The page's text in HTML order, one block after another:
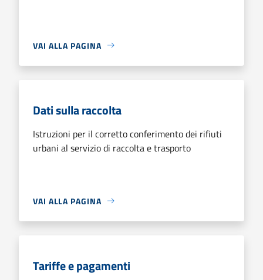
VAI ALLA PAGINA
Dati sulla raccolta
Istruzioni per il corretto conferimento dei rifiuti
urbani al servizio di raccolta e trasporto
VAI ALLA PAGINA
Tariffe e pagamenti